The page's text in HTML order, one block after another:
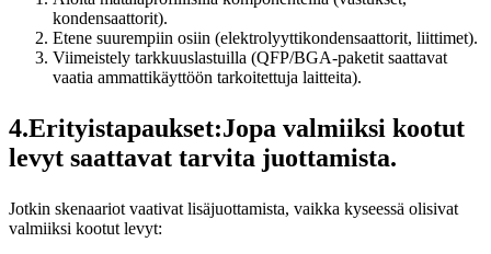
kondensaattorit).
Etene suurempiin osiin (elektrolyyttikondensaattorit, liittimet).
Viimeistely tarkkuuslastuilla (QFP/BGA-paketit saattavat
vaatia ammattikäyttöön tarkoitettuja laitteita).
4.Erityistapaukset:Jopa valmiiksi kootut
levyt saattavat tarvita juottamista.
Jotkin skenaariot vaativat lisäjuottamista, vaikka kyseessä olisivat
valmiiksi kootut levyt: